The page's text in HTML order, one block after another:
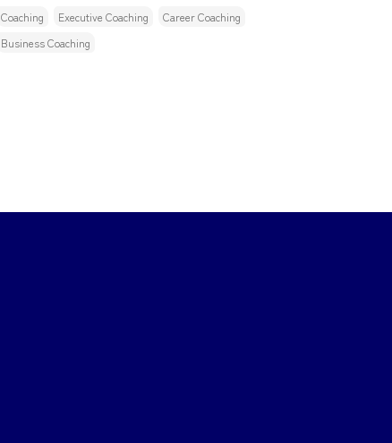
んとなく移動 […]
Coaching Executive Coaching
Career Coaching
Business Coaching